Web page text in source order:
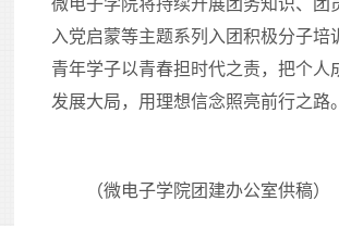
微电子学院将持续开展团务知识、团
入党启蒙等主题系列入团积极分子培
青年学子以青春担时代之责，把个人
发展大局，用理想信念照亮前行之路。
（微电子学院团建办公室供稿）